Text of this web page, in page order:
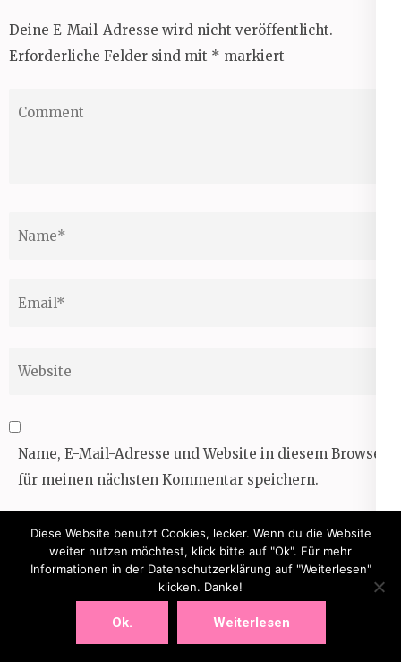
Deine E-Mail-Adresse wird nicht veröffentlicht.
Erforderliche Felder sind mit * markiert
Name, E-Mail-Adresse und Website in diesem Browser
für meinen nächsten Kommentar speichern.
Ich habe die Datenschutzerklärung
gelesen und
akzeptiert.*
Diese Website benutzt Cookies, lecker. Wenn du die Website
weiter nutzen möchtest, klick bitte auf "Ok". Für mehr
Informationen in der Datenschutzerklärung auf "Weiterlesen"
klicken. Danke!
Ok. Weiterlesen